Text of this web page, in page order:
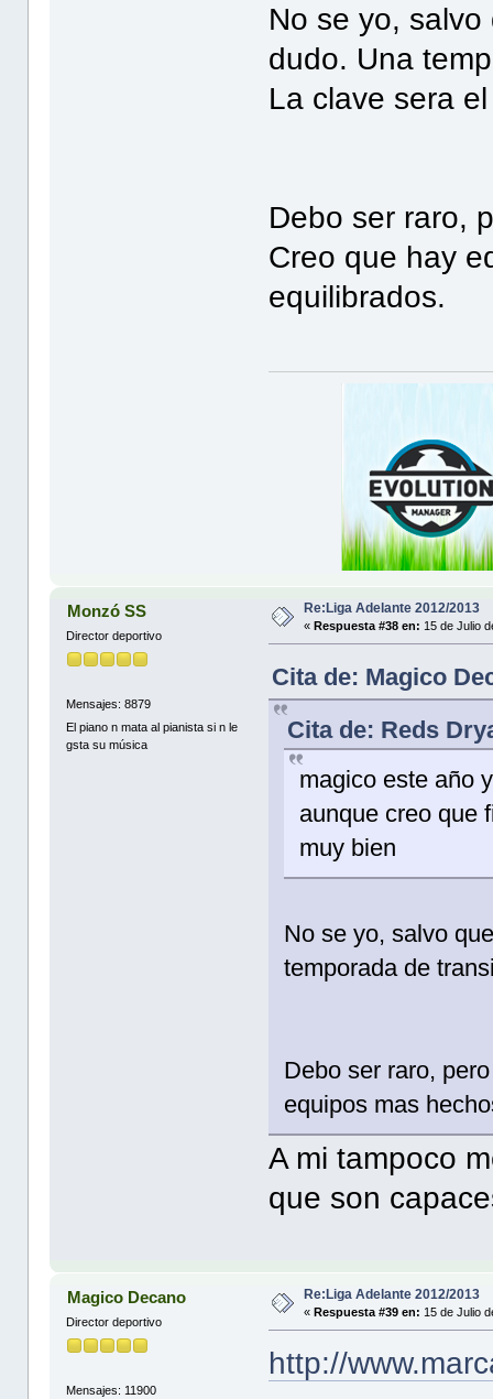
No se yo,
dudo. Una
La clave sera
Debo ser raro,
Creo que hay
equilibrados.
Monzó SS
Director deportivo
Mensajes: 8879
El piano n mata al pianista si n le
gsta su música
Re:Liga Adelante 2012/2013
« Respuesta #38 en: 15 de Julio
Cita de: Magico
Cita de: Reds
magico este año
aunque creo que
muy bien
No se yo, salvo
temporada de
Debo ser raro,
equipos mas
A mi tampoco
que son
Magico Decano
Director deportivo
Mensajes: 11900
Re:Liga Adelante 2012/2013
« Respuesta #39 en: 15 de Julio
http://